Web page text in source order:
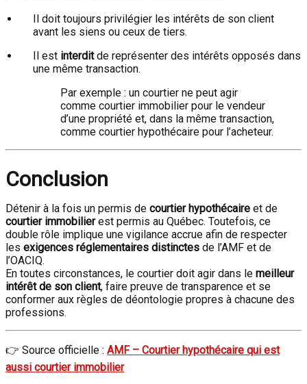
Il doit toujours privilégier les intérêts de son client
avant les siens ou ceux de tiers.
Il est interditde représenter des intérêts opposés dans
une même transaction.
Par exemple : un courtier ne peut agir
comme courtier immobilier pour le vendeur
d’une propriété et, dans la même transaction,
comme courtier hypothécaire pour l’acheteur.
Conclusion
Détenir à la fois un permis de courtier hypothécaire et de
courtier immobilierest permis au Québec. Toutefois, ce
double rôle implique une vigilance accrue afin de respecter
les exigences réglementaires distinctes de l’AMF et de
l’OACIQ.
En toutes circonstances, le courtier doit agir dans le meilleur
intérêt de son client, faire preuve de transparence et se
conformer aux règles de déontologie propres à chacune des
professions.
👉 Source officielle : AMF – Courtier hypothécaire qui est
aussi courtier immobilier